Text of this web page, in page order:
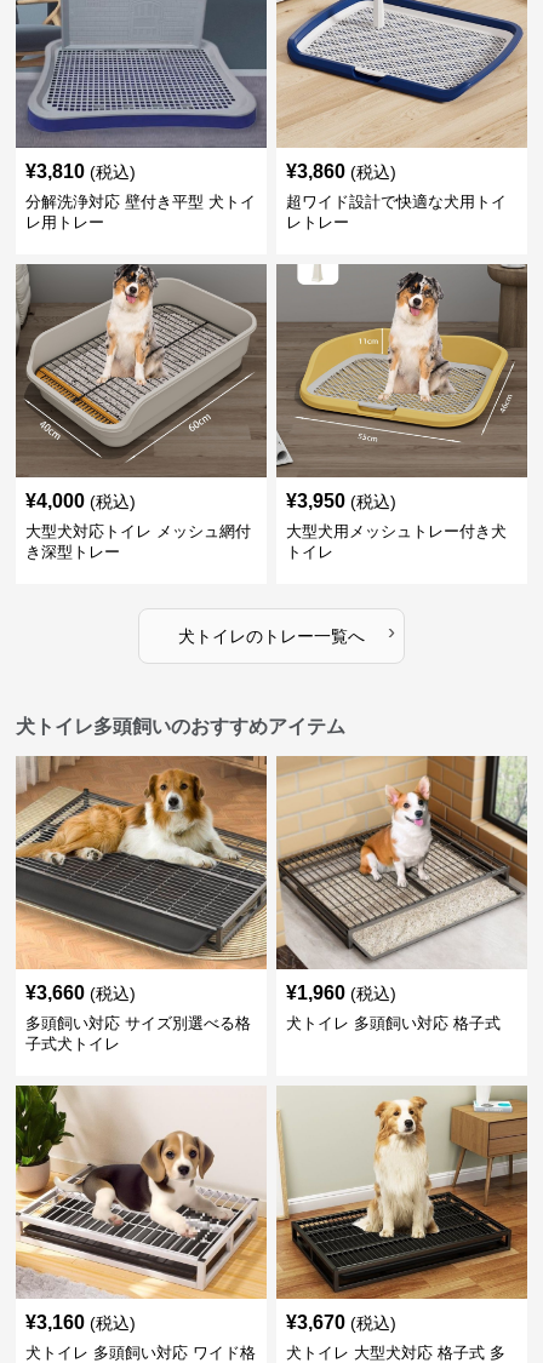
¥3,810 (税込)
分解洗浄対応 壁付き平型 犬トイ
レ用トレー
¥3,860 (税込)
超ワイド設計で快適な犬用トイ
レトレー
¥4,000 (税込)
大型犬対応トイレ メッシュ網付
き深型トレー
¥3,950 (税込)
大型犬用メッシュトレー付き犬
トイレ
犬トイレのトレー一覧へ ›
犬トイレ多頭飼いのおすすめアイテム
¥3,660 (税込)
多頭飼い対応 サイズ別選べる格
子式犬トイレ
¥1,960 (税込)
犬トイレ 多頭飼い対応 格子式
¥3,160 (税込)
犬トイレ 多頭飼い対応 ワイド格
¥3,670 (税込)
犬トイレ 大型犬対応 格子式 多